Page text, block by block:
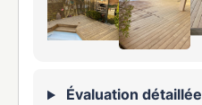
Évaluation détaillée